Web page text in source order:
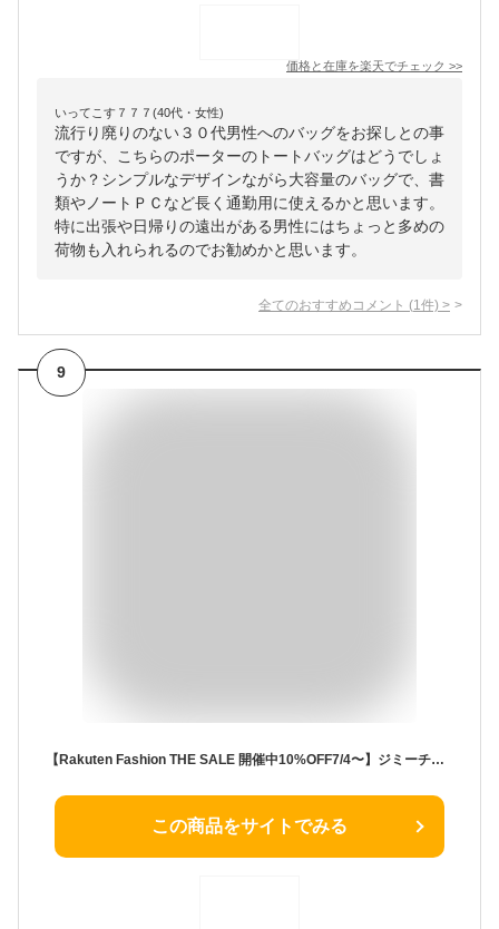
価格と在庫を楽天でチェック >>
いってこす７７７(40代・女性)
流行り廃りのない３０代男性へのバッグをお探しとの事
ですが、こちらのポーターのトートバッグはどうでしょ
うか？シンプルなデザインながら大容量のバッグで、書
類やノートＰＣなど長く通勤用に使えるかと思います。
特に出張や日帰りの遠出がある男性にはちょっと多めの
荷物も入れられるのでお勧めかと思います。
全てのおすすめコメント (1 件) >
9
【Rakuten Fashion THE SALE 開催中10%OFF7/4〜】ジミーチュウ JIMMY CHOO トートバッグ ブラック メンズ レディース A4対応 軽量 ナイロンレザー 父の日 おしゃれ 通勤 通学 ブランドバッグ 本物 正規品
この商品をサイトでみる